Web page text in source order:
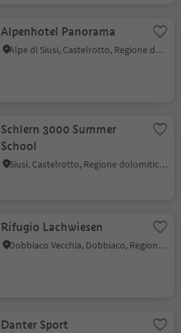
Alpenhotel Panorama
Alpe di Siusi, Castelrotto, Regione dolomitica Alpe di Siusi
Schlern 3000 Summer
School
Siusi, Castelrotto, Regione dolomitica Alpe di Siusi
Rifugio Lachwiesen
Dobbiaco Vecchia, Dobbiaco, Regione dolomitica 3 Cime
Danter Sport